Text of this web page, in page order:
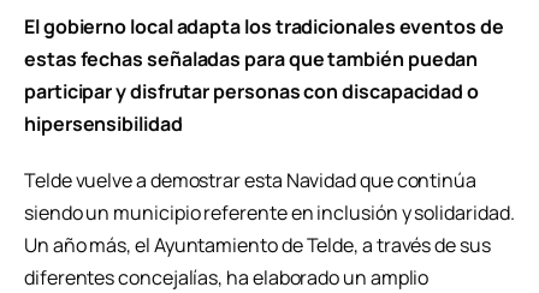
El gobierno local adapta los tradicionales eventos de
estas fechas señaladas para que también puedan
participar y disfrutar personas con discapacidad o
hipersensibilidad
Telde vuelve a demostrar esta Navidad que continúa
siendo un municipio referente en inclusión y solidaridad.
Un año más, el Ayuntamiento de Telde, a través de sus
diferentes concejalías, ha elaborado un amplio